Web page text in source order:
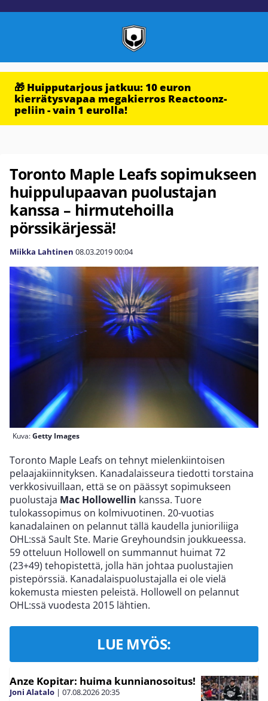
🎁 Huipputarjous jatkuu: 10 euron
kierrätysvapaa megakierros Reactoonz-
peliin - vain 1 eurolla!
Toronto Maple Leafs sopimukseen
huippulupaavan puolustajan
kanssa – hirmutehoilla
pörssikärjessä!
Miikka Lahtinen 08.03.201900:04
Kuva:Getty Images
Toronto Maple Leafs on tehnyt mielenkiintoisen
pelaajakiinnityksen. Kanadalaisseura tiedotti torstaina
verkkosivuillaan, että se on päässyt sopimukseen
puolustaja Mac Hollowellin kanssa. Tuore
tulokassopimus on kolmivuotinen. 20-vuotias
kanadalainen on pelannut tällä kaudella junioriliiga
OHL:ssä Sault Ste. Marie Greyhoundsin joukkueessa.
59 otteluun Hollowell on summannut huimat 72
(23+49) tehopistettä, jolla hän johtaa puolustajien
pistepörssiä. Kanadalaispuolustajalla ei ole vielä
kokemusta miesten peleistä. Hollowell on pelannut
OHL:ssä vuodesta 2015 lähtien.
LUE MYÖS:
Anze Kopitar: huima kunnianosoitus!
Joni Alatalo | 07.08.2026 20:35